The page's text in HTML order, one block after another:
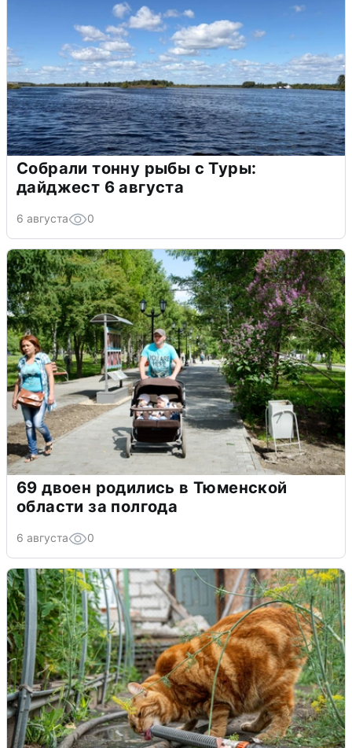
Собрали тонну рыбы с Туры:
дайджест 6 августа
6 августа 0
69 двоен родились в Тюменской
области за полгода
6 августа 0